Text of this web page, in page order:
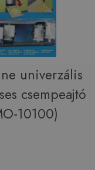
univerzális
csempeajtó
10100)